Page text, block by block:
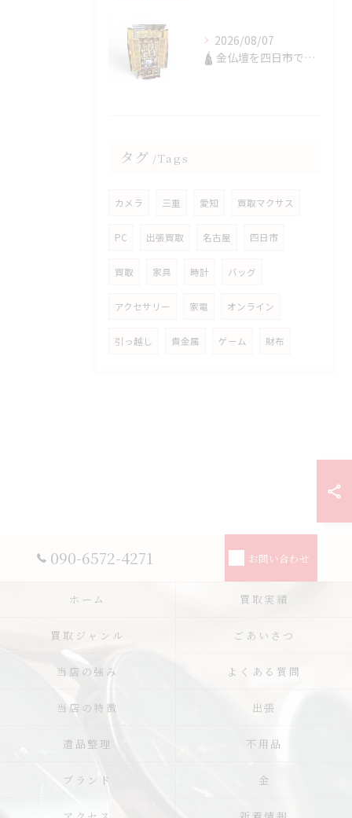
2026/08/07
🛕 金仏壇を四日市で買取✨
タグ Tags
カメラ 三重 愛知 買取マクサス
PC 出張買取 名古屋 四日市
買取 家具 時計 バッグ
アクセサリー 家電 オンライン
引っ越し 貴金属 ゲーム 財布
090-6572-4271 お問い合わせ
ホーム 買取実績
買取ジャンル ごあいさつ
当店の強み よくある質問
当店の特徴 出張
遺品整理 不用品
ブランド 金